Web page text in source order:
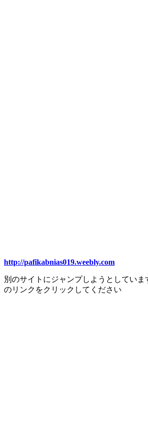
http://pafikabnias019.weebly.com
別のサイトにジャンプしようとしてい
のリンクをクリックしてください